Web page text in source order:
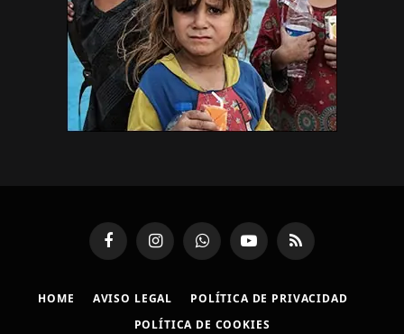
FacebookInstagramWhatsAppYouTubeRSS
HOME AVISO LEGAL
POLÍTICA DE PRIVACIDAD
POLÍTICA DE COOKIES